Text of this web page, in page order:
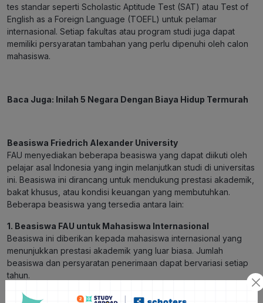
tes standar seperti Scholastic Aptitude Test (SAT) atau Test of
English as a Foreign Language (TOEFL) untuk pelamar
internasional. Setiap fakultas atau program studi juga dapat
memiliki persyaratan tambahan yang perlu dipenuhi oleh calon
mahasiswa.
Baca Juga: Inilah 5 Negara Dengan Biaya Hidup Termurah
Beasiswa Friedrich Alexander University
FAU menyediakan beberapa beasiswa yang dapat diikuti oleh
pelajar asal Indonesia yang ingin melanjutkan studi di universitas
ini. Beasiswa ini dirancang untuk mendukung prestasi akademik,
bakat khusus, atau kondisi keuangan yang membutuhkan.
Beberapa beasiswa yang tersedia antara lain:
1. Beasiswa FAU untuk Mahasiswa Internasional
Beasiswa ini diberikan kepada mahasiswa internasional yang
menunjukkan prestasi akademik yang luar biasa. Jumlah
beasiswa dan persyaratan penerimaan dapat bervariasi setiap
tahun.
2. Beasiswa EPOS DAAD